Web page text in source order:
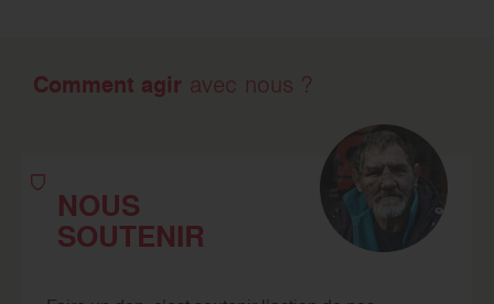
Comment agir avec nous ?
NOUS
SOUTENIR